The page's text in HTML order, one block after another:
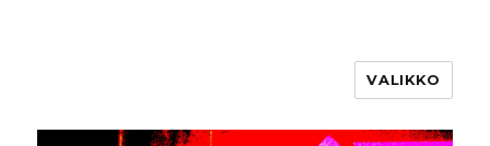
VALIKKO